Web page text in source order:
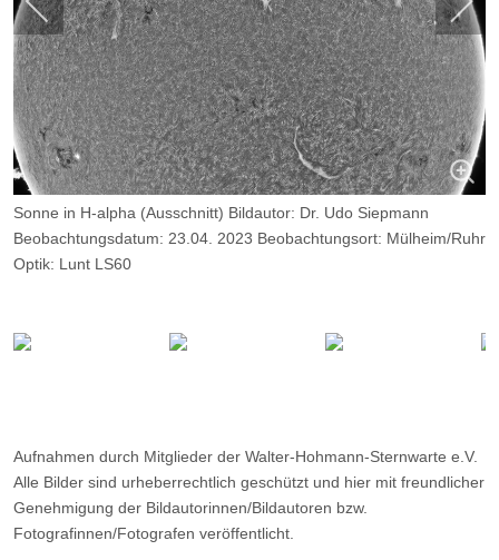
Sonne in H-alpha (Ausschnitt) Bildautor: Dr. Udo Siepmann
Beobachtungsdatum: 23.04. 2023 Beobachtungsort: Mülheim/Ruhr
Optik: Lunt LS60
9%
Aufnahmen durch Mitglieder der Walter-Hohmann-Sternwarte e.V.
Alle Bilder sind urheberrechtlich geschützt und hier mit freundlicher
Genehmigung der Bildautorinnen/Bildautoren bzw.
Fotografinnen/Fotografen veröffentlicht.